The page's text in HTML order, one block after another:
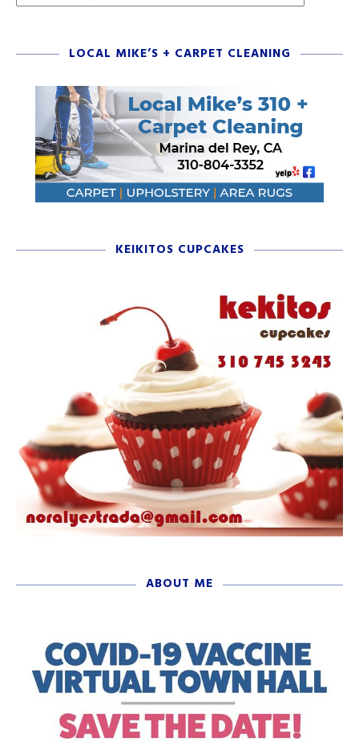
LOCAL MIKE’S + CARPET CLEANING
KEIKITOS CUPCAKES
ABOUT ME